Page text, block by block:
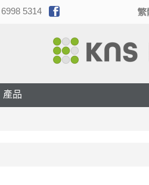
5314
產品